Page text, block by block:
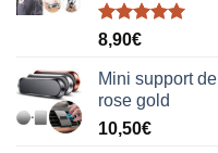
Note5.00
8,90€
Mini support
rose gold
10,50€